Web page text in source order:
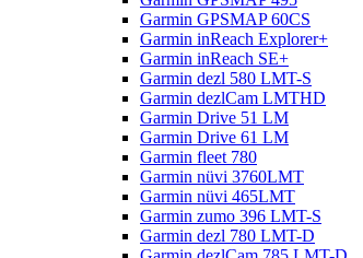
Garmin GPSMAP 60CS
Garmin inReach Explorer+
Garmin inReach SE+
Garmin dezl 580 LMT-S
Garmin dezlCam LMTHD
Garmin Drive 51 LM
Garmin Drive 61 LM
Garmin fleet 780
Garmin nüvi 3760LMT
Garmin nüvi 465LMT
Garmin zumo 396 LMT-S
Garmin dezl 780 LMT-D